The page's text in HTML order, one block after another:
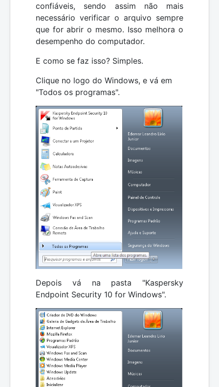
confiáveis, sendo assim não mais
necessário verificar o arquivo sempre
que for abrir o mesmo. Isso melhora o
desempenho do computador.
E como se faz isso? Simples.
Clique no logo do Windows, e vá em
"Todos os programas".
Depois vá na pasta "Kaspersky
Endpoint Security 10 for Windows".